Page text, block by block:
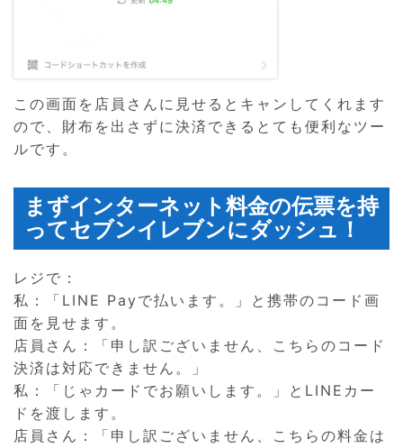
この画面を店員さんに見せるとキャンしてくれます
ので、財布を出さずに決済できるとても便利なツー
ルです。
まずインターネット料金の伝票を持
ってセブンイレブンにダッシュ！
レジで：
私：「LINE Payで払います。」と携帯のコード画
面を見せます。
店員さん：「申し訳ございません、こちらのコード
決済は対応できません。」
私：「じゃカードでお願いします。」とLINEカー
ドを渡します。
店員さん：「申し訳ございません、こちらの料金は